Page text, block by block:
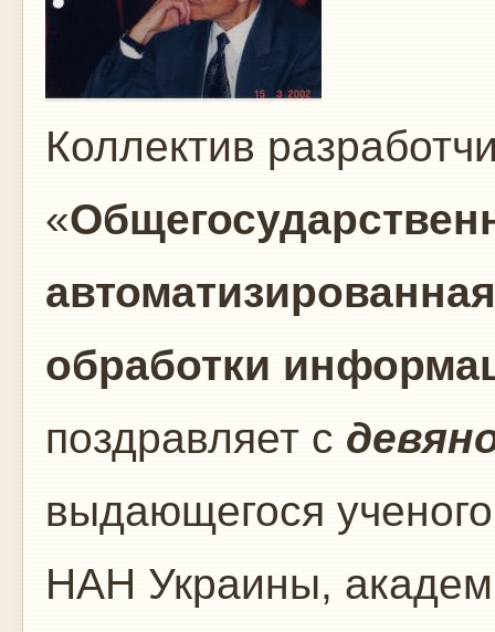
Коллектив
«
обработки
поздравляет с
выдающегося
НАН Украины,